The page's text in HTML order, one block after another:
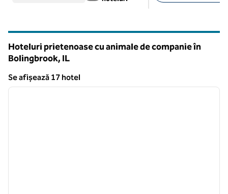
Hoteluri prietenoase cu animale de companie în
Bolingbrook, IL
Se afișează 17 hotel
Se afișează 17 hotel
1 din 12